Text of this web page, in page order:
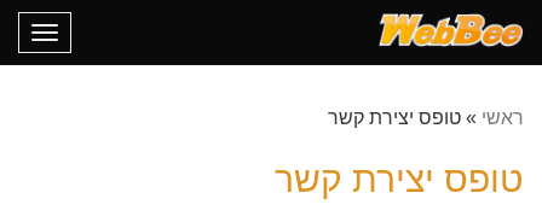
ראשי » טופס יצירת קשר
טופס יצירת קשר